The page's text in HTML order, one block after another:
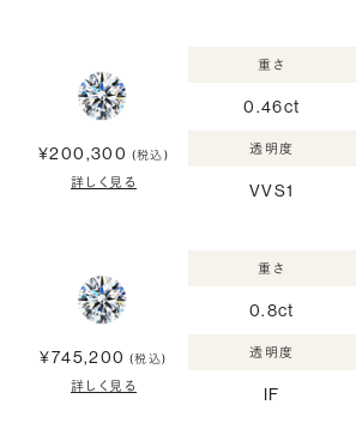
¥200,300 (税込)
詳しく見る
重さ
0.46ct
透明度
VVS1
¥745,200 (税込)
詳しく見る
重さ
0.8ct
透明度
IF